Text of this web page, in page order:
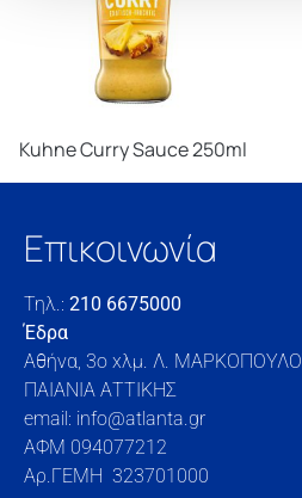
Kuhne Curry Sauce 250ml
Επικοινωνία
Τηλ.: 210 6675000
Έδρα
Αθήνα, 3o xλμ. Λ.
ΠΑΙΑΝΙΑ ΑΤΤΙΚΗΣ
email: info@atlanta.gr
ΑΦΜ 094077212
Αρ.ΓΕΜΗ 323701000